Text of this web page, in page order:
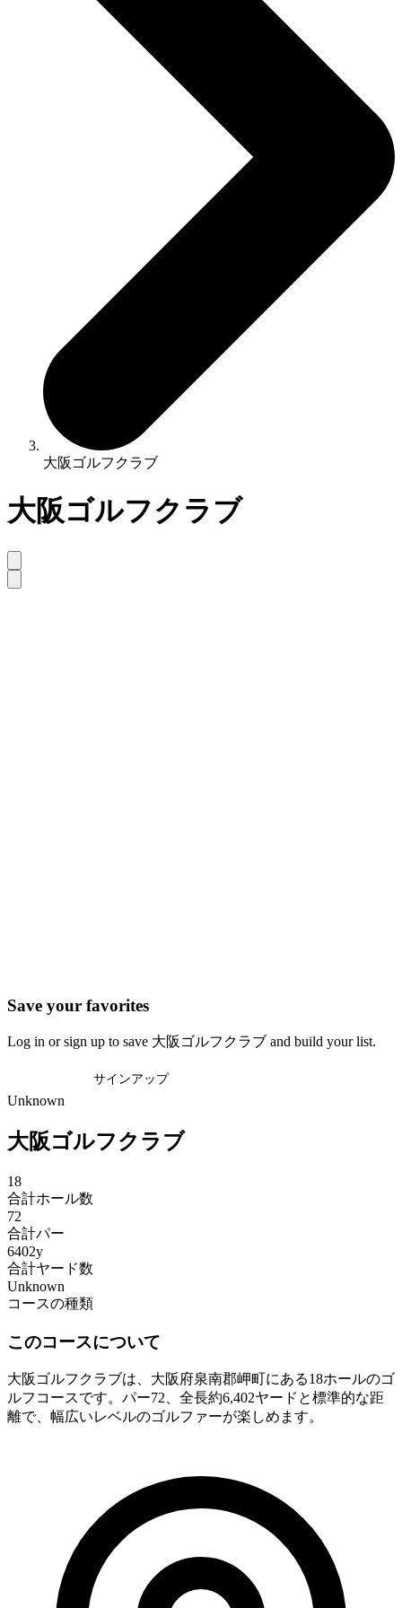
大阪ゴルフクラブ
大阪ゴルフクラブ
Save your favorites
Log in or sign up to save 大阪ゴルフクラブ and build your list.
サインアップ
Unknown
大阪ゴルフクラブ
18
合計ホール数
72
合計パー
6402y
合計ヤード数
Unknown
コースの種類
このコースについて
大阪ゴルフクラブは、大阪府泉南郡岬町にある18ホールのゴ
ルフコースです。パー72、全長約6,402ヤードと標準的な距
離で、幅広いレベルのゴルファーが楽しめます。